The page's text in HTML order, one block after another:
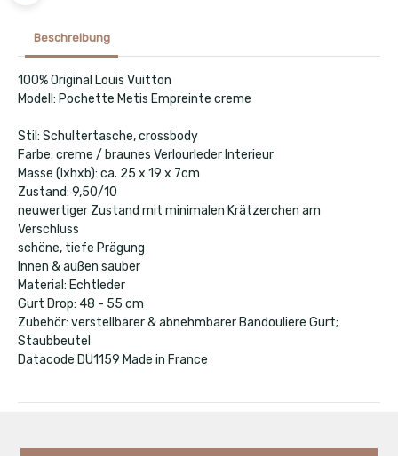
Beschreibung
100% Original Louis Vuitton
Modell: Pochette Metis Empreinte creme
Stil: Schultertasche, crossbody
Farbe: creme / braunes Verlourleder Interieur
Masse (lxhxb): ca. 25 x 19 x 7cm
Zustand: 9,50/10
neuwertiger Zustand mit minimalen Krätzerchen am
Verschluss
schöne, tiefe Prägung
Innen & außen sauber
Material: Echtleder
Gurt Drop: 48 - 55 cm
Zubehör: verstellbarer & abnehmbarer Bandouliere Gurt;
Staubbeutel
Datacode DU1159 Made in France